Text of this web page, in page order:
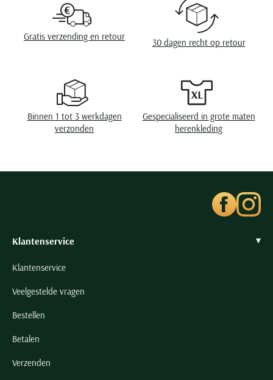
Seidensticker
Thomas Maine
Tommy Hilfiger
Alle merken
Gratis verzending en retour
30 dagen recht op retour
Binnen 1 tot 3 werkdagen
verzonden
Gespecialiseerd in grote maten
herenkleding
Klantenservice
Klantenservice
Veelgestelde vragen
Bestellen
Betalen
Verzenden